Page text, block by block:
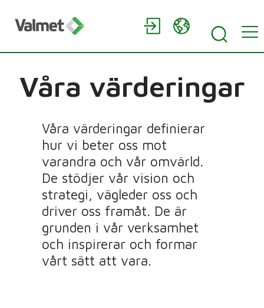
Våra värderingar
Våra värderingar definierar
hur vi beter oss mot
varandra och vår omvärld.
De stödjer vår vision och
strategi, vägleder oss och
driver oss framåt. De är
grunden i vår verksamhet
och inspirerar och formar
vårt sätt att vara.